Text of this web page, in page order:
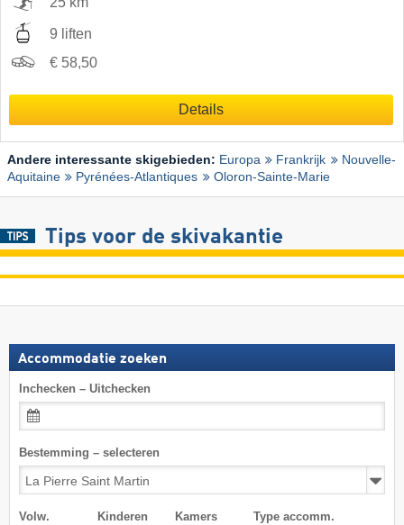
9 liften
€ 58,50
Details
Andere interessante skigebieden: Europa Frankrijk
Nouvelle-
Aquitaine
Pyrénées-Atlantiques Oloron-Sainte-Marie
Tips voor de skivakantie
Accommodatie zoeken
Inchecken – Uitchecken
Bestemming – selecteren
Volw. Kinderen Kamers Type accomm.